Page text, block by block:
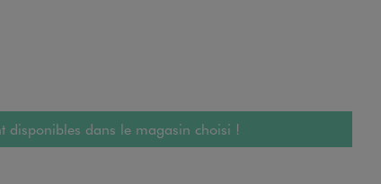
disponibles dans le magasin choisi !